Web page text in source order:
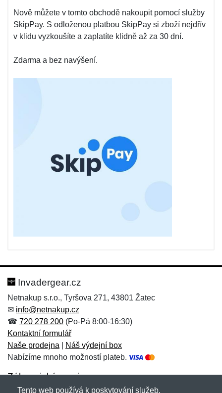
Nově můžete v tomto obchodě nakoupit pomocí služby
SkipPay. S odloženou platbou SkipPay si zboží nejdřív
v klidu vyzkoušíte a zaplatíte klidně až za 30 dní.
Zdarma a bez navýšení.
Invadergear.cz
Netnakup s.r.o., Tyršova 271, 43801 Žatec
✉ info@netnakup.cz
☎ 720 278 200 (Po-Pá 8:00-16:30)
Kontaktní formulář
Naše prodejna
Náš výdejní box
Nabízíme mnoho možností plateb.
Zákaznický servis
Tento web používá k poskytování služeb,